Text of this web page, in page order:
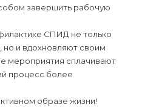
завершить рабочую
СПИД не только
но и вдохновляют своим
мероприятия сплачивают
процесс более
образе жизни!